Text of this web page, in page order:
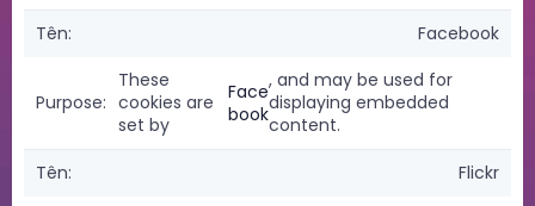
Facebook
These
cookies are
set by
Face
book
, and may be used for
displaying embedded
content.
Flickr